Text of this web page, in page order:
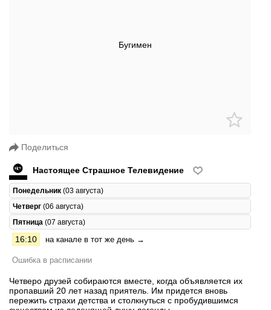
Поделиться
Настоящее Страшное Телевидение
Понедельник (03 августа)
Четверг (06 августа)
Пятница (07 августа)
16:10 на канале в тот же день →
Ошибка в расписании
Четверо друзей собираются вместе, когда объявляется их
пропавший 20 лет назад приятель. Им придется вновь
пережить страхи детства и столкнуться с пробудившимся